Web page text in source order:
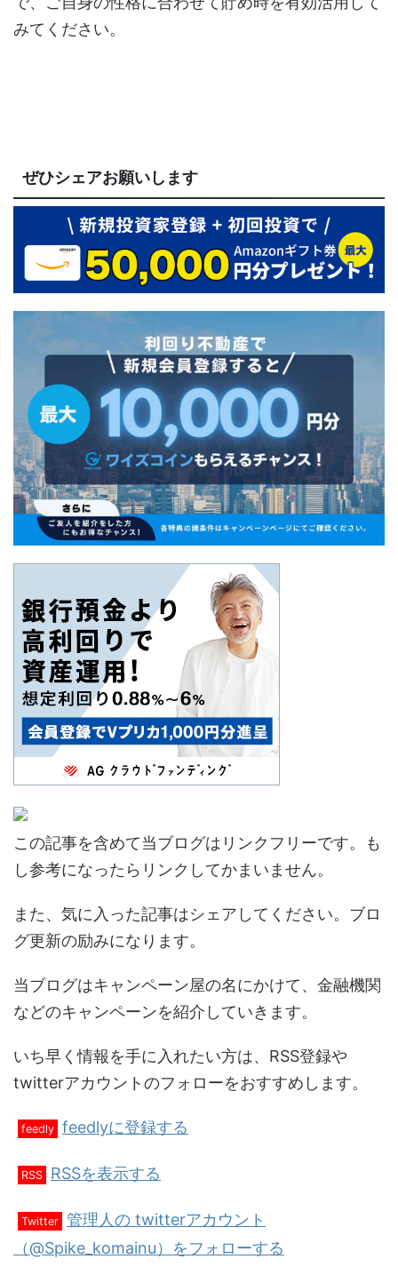
みてください。
ぜひシェアお願いします
この記事を含めて当ブログはリンクフリーです。も
し参考になったらリンクしてかまいません。
また、気に入った記事はシェアしてください。ブロ
グ更新の励みになります。
当ブログはキャンペーン屋の名にかけて、金融機関
などのキャンペーンを紹介していきます。
いち早く情報を手に入れたい方は、RSS登録や
twitterアカウントのフォローをおすすめします。
feedly feedlyに登録する
RSS RSSを表示する
Twitter 管理人の twitterアカウント
（@Spike_komainu）をフォローする